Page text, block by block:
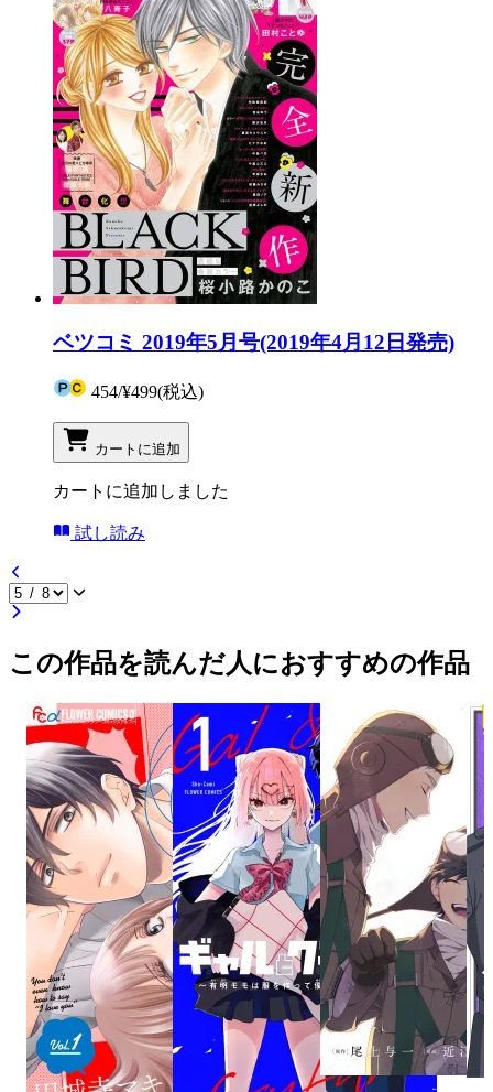
ベツコミ 2019年5月号(2019年4月12日発売)
454/¥499(税込)
カートに追加
カートに追加しました
試し読み
この作品を読んだ人におすすめの作品